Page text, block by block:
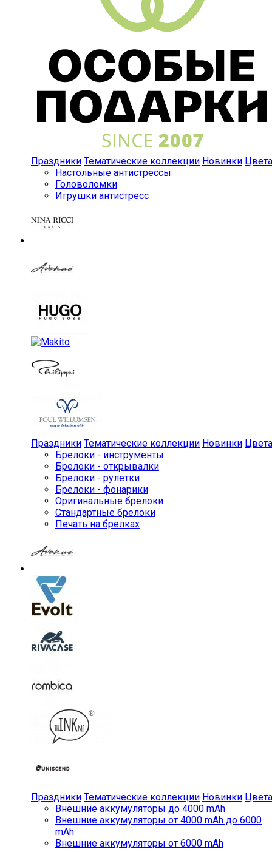
Праздники Тематические коллекции Новинки Цвета
Настольные антистрессы
Головоломки
Игрушки антистресс
Праздники Тематические коллекции Новинки Цвета
Брелоки - инструменты
Брелоки - открывалки
Брелоки - рулетки
Брелоки - фонарики
Оригинальные брелоки
Стандартные брелоки
Печать на брелках
Праздники Тематические коллекции Новинки Цвета
Внешние аккумуляторы до 4000 mAh
Внешние аккумуляторы от 4000 mAh до 6000
mAh
Внешние аккумуляторы от 6000 mAh